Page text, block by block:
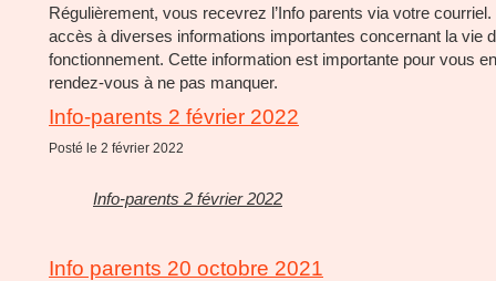
Régulièrement, vous recevrez l’Info parents via votre
accès à diverses informations importantes concernant la vie
fonctionnement. Cette information est importante pour vous
rendez-vous à ne pas manquer.
Info-parents 2 février 2022
Posté le 2 février 2022
Info-parents 2 février 2022
Info parents 20 octobre 2021